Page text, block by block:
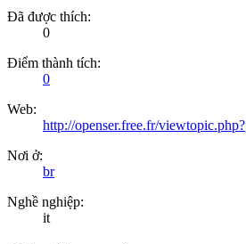
Đã được thích:
0
Điểm thành tích:
0
Web:
http://openser.free.fr/
Nơi ở:
br
Nghề nghiệp:
it